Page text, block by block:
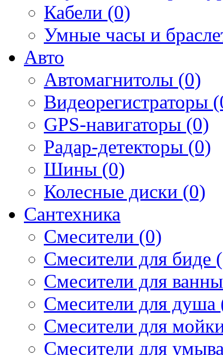
Кабели (0)
Умные часы и
Авто
Автомагнитолы (0)
Видеорегистраторы
GPS-навигаторы (0)
Радар-детекторы (0)
Шины (0)
Колесные диски (0)
Сантехника
Смесители (0)
Смесители для биде
Смесители для
Смесители для душа
Смесители для
Смесители для